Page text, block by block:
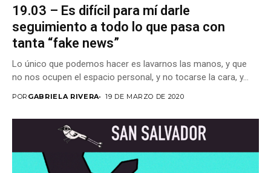
19.03 – Es difícil para mí darle
seguimiento a todo lo que pasa con
tanta “fake news”
Lo único que podemos hacer es lavarnos las manos, y que
no nos ocupen el espacio personal, y no tocarse la cara, y...
POR GABRIELA RIVERA 19 DE MARZO DE 2020